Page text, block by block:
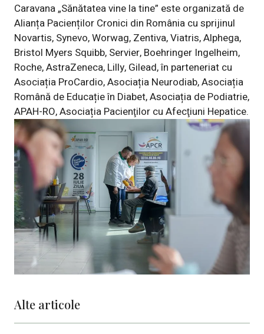
Alte articole
Caravana „Sănătatea vine la tine” este organizată de
Alianța Pacienților Cronici din România cu sprijinul
Novartis, Synevo, Worwag, Zentiva, Viatris, Alphega,
Bristol Myers Squibb, Servier, Boehringer Ingelheim,
Roche, AstraZeneca, Lilly, Gilead, în parteneriat cu
Asociația ProCardio, Asociația Neurodiab, Asociația
Română de Educație în Diabet, Asociația de Podiatrie,
APAH-RO, Asociația Pacienţilor cu Afecţiuni Hepatice.